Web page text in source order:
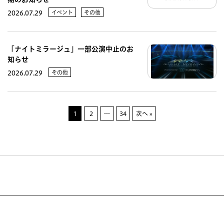
2026.07.29 イベント その他
「ナイトミラージュ」一部公演中止のお
知らせ
2026.07.29 その他
1 2 … 34 次へ »